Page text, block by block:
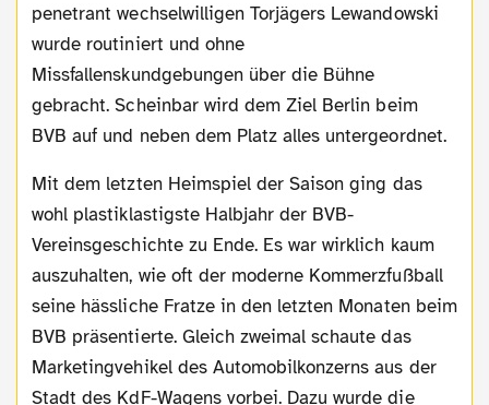
penetrant wechselwilligen Torjägers Lewandowski
wurde routiniert und ohne
Missfallenskundgebungen über die Bühne
gebracht. Scheinbar wird dem Ziel Berlin beim
BVB auf und neben dem Platz alles untergeordnet.
Mit dem letzten Heimspiel der Saison ging das
wohl plastiklastigste Halbjahr der BVB-
Vereinsgeschichte zu Ende. Es war wirklich kaum
auszuhalten, wie oft der moderne Kommerzfußball
seine hässliche Fratze in den letzten Monaten beim
BVB präsentierte. Gleich zweimal schaute das
Marketingvehikel des Automobilkonzerns aus der
Stadt des KdF-Wagens vorbei. Dazu wurde die